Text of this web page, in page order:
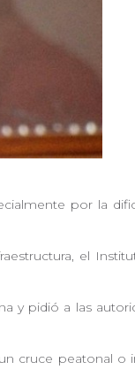
por la
el
y pidió a las
cruce peatonal o